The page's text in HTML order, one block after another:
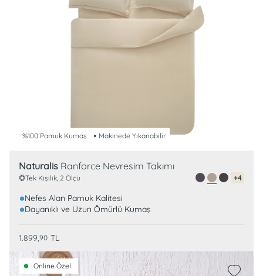
%100 Pamuk Kumaş Makinede Yıkanabilir
Naturalis Ranforce Nevresim Takımı
Tek Kişilik, 2 Ölçü +4
Nefes Alan Pamuk Kalitesi
Dayanıklı ve Uzun Ömürlü Kumaş
1.899,90 TL
Online Özel